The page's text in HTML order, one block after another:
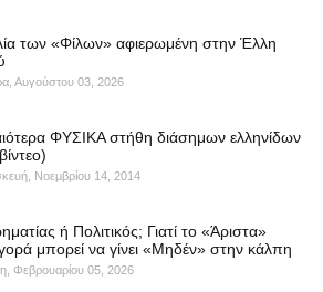
των «Φίλων» αφιερωμένη στην Έλλη
Αυγούστου 03, 2026
ΦΥΣΙΚΑ στήθη διάσημων ελληνίδων
Νοεμβρίου 14, 2014
ή Πολιτικός; Γιατί το «Άριστα»
μπορεί να γίνει «Μηδέν» στην κάλπη
Φεβρουαρίου 05, 2026